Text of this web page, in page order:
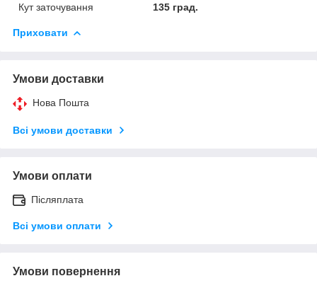
Кут заточування
135 град.
Приховати
Умови доставки
Нова Пошта
Всі умови доставки
Умови оплати
Післяплата
Всі умови оплати
Умови повернення